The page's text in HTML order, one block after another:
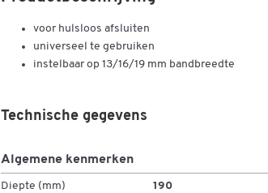
voor hulsloos afsluiten
universeel te gebruiken
instelbaar op 13/16/19 mm bandbreedte
Technische gegevens
Algemene kenmerken
Diepte (mm) 190